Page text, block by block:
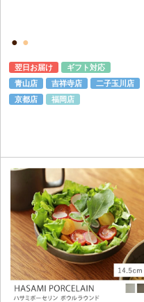
● ●
翌日お届け
ギフト対応
青山店
吉祥寺店
二子玉川店
京都店
福岡店